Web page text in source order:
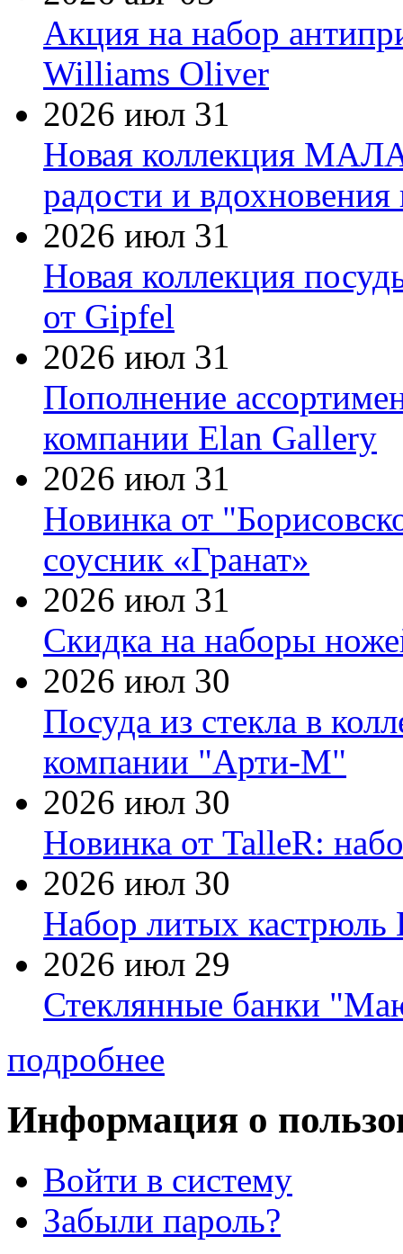
Акция на набор
Williams Oliver
2026 июл 31
Новая коллекция
радости и
2026 июл 31
Новая коллекция
от Gipfel
2026 июл 31
Пополнение
компании Elan Gallery
2026 июл 31
Новинка от
соусник «Гранат»
2026 июл 31
Скидка на наборы
2026 июл 30
Посуда из стекла в
компании "Арти-М"
2026 июл 30
Новинка от TalleR:
2026 июл 30
Набор литых кастрюль
2026 июл 29
Стеклянные банки
подробнее
Информация о
Войти в систему
Забыли пароль?